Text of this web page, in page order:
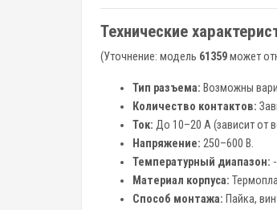
Технические
(Уточнение: модель 61359может
Тип разъема: Возможны
Количество контактов:
Ток: До 10–20 А (зависит от
Напряжение: 250–600 В.
Температурный диапазон:
Материал корпуса:
Способ монтажа: Пайка,